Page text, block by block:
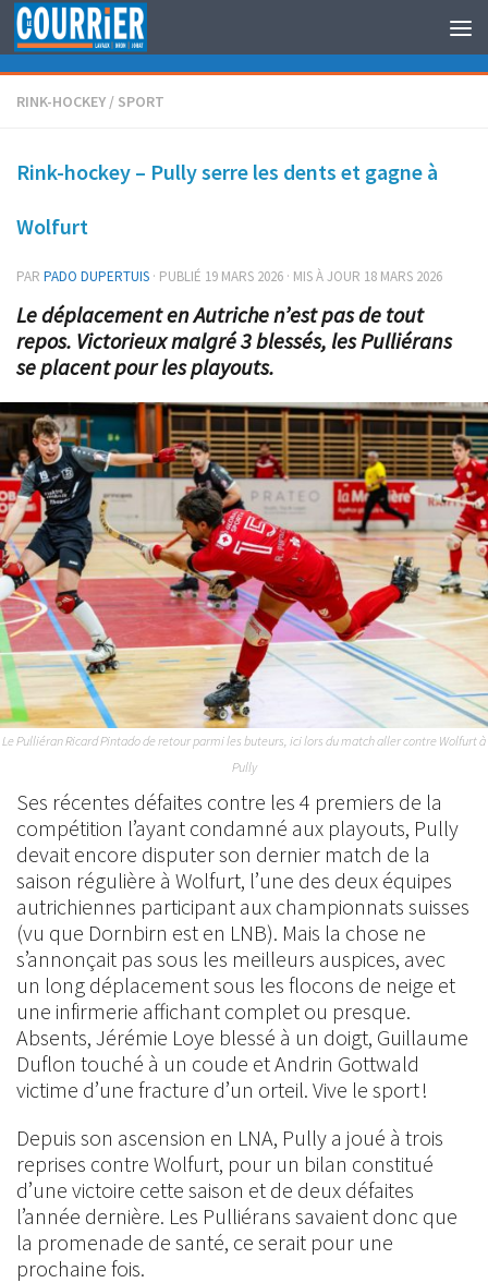
Au dessous du contenu
RINK-HOCKEY / SPORT
Rink-hockey – Pully serre les dents et gagne à
Wolfurt
PAR PADO DUPERTUIS · PUBLIÉ 19 MARS 2026 · MIS À JOUR 18 MARS 2026
Le déplacement en Autriche n’est pas de tout
repos. Victorieux malgré 3 blessés, les Pulliérans
se placent pour les playouts.
Le Pulliéran Ricard Pintado de retour parmi les buteurs, ici lors du match aller contre Wolfurt à
Pully
Ses récentes défaites contre les 4 premiers de la
compétition l’ayant condamné aux playouts, Pully
devait encore disputer son dernier match de la
saison régulière à Wolfurt, l’une des deux équipes
autrichiennes participant aux championnats suisses
(vu que Dornbirn est en LNB). Mais la chose ne
s’annonçait pas sous les meilleurs auspices, avec
un long déplacement sous les flocons de neige et
une infirmerie affichant complet ou presque.
Absents, Jérémie Loye blessé à un doigt, Guillaume
Duflon touché à un coude et Andrin Gottwald
victime d’une fracture d’un orteil. Vive le sport !
Depuis son ascension en LNA, Pully a joué à trois
reprises contre Wolfurt, pour un bilan constitué
d’une victoire cette saison et de deux défaites
l’année dernière. Les Pulliérans savaient donc que
la promenade de santé, ce serait pour une
prochaine fois.